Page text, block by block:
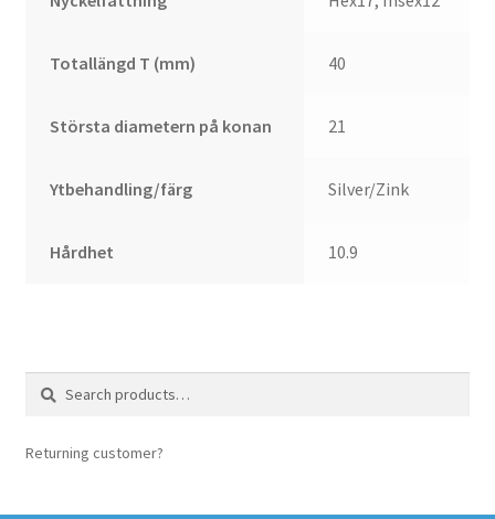
Totallängd T (mm) 40
Största diametern på konan 21
Ytbehandling/färg Silver/Zink
Hårdhet 10.9
Search
Search
Returning customer?